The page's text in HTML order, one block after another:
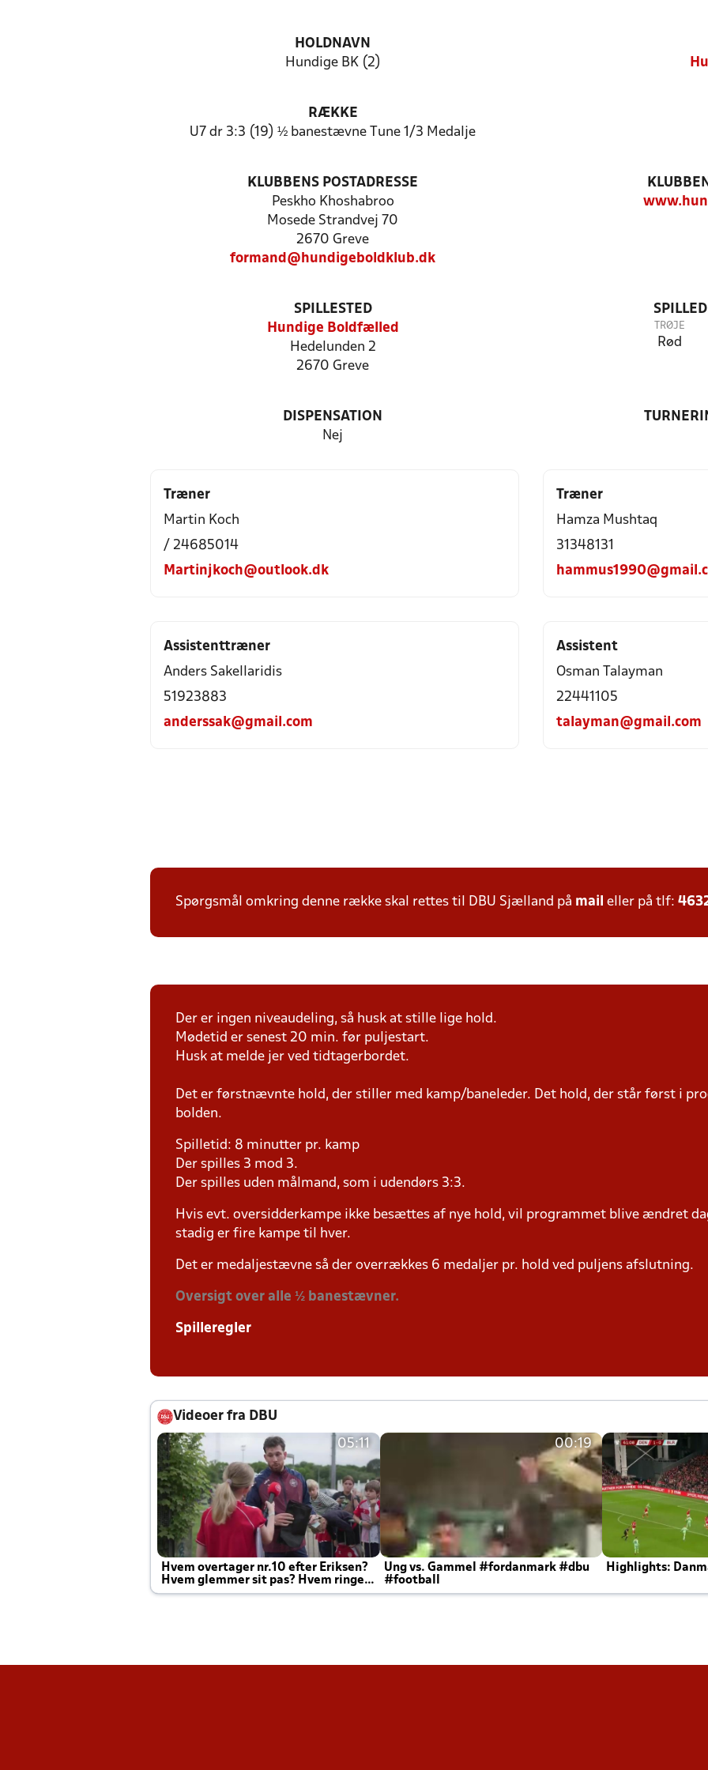
HOLDNAVN
Hundige BK (2)
RÆKKE
U7 dr 3:3 (19) ½ banestævne Tune 1/3 Medalje
KLUBBENS POSTADRESSE
Peskho Khoshabroo
Mosede Strandvej 70
2670 Greve
formand@hundigeboldklub.dk
SPILLESTED
Hundige Boldfælled
Hedelunden 2
2670 Greve
TRØJE
Rød
DISPENSATION
Nej
Træner
Martin Koch
/ 24685014
Martinjkoch@outlook.dk
Træner
Hamza Mushtaq
31348131
Assistenttræner
Anders Sakellaridis
51923883
anderssak@gmail.com
Assistent
Osman Talayman
22441105
talayman@gmail.com
Spørgsmål omkring denne række skal rettes til DBU Sjælland på mail eller på tlf:
Der er ingen niveaudeling, så husk at stille lige hold.
Mødetid er senest 20 min. før puljestart.
Husk at melde jer ved tidtagerbordet.
Det er førstnævnte hold, der stiller med kamp/baneleder. Det hold, der står først i
bolden.
Spilletid: 8 minutter pr. kamp
Der spilles 3 mod 3.
Der spilles uden målmand, som i udendørs 3:3.
Hvis evt. oversidderkampe ikke besættes af nye hold, vil programmet blive ændret
stadig er fire kampe til hver.
Det er medaljestævne så der overrækkes 6 medaljer pr. hold ved puljens afslutning.
Oversigt over alle ½ banestævner.
Spilleregler
Videoer fra DBU
05:11
Hvem overtager nr.10 efter Eriksen?
Hvem glemmer sit pas? Hvem ringer
Joachim altid til efter kampe?
00:19
Ung vs. Gammel #fordanmark #dbu
#football
Highlights: